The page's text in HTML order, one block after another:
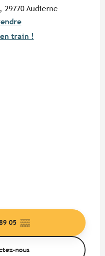
Audierne
train !
05 ▒▒
nous